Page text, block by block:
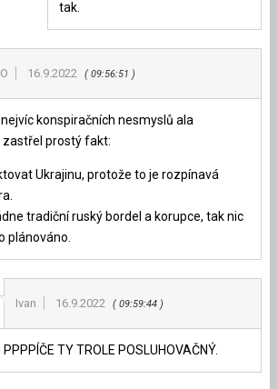
tak.
16.9.2022 09:56:51
konspiračních nesmyslů ala
prostý fakt:
Ukrajinu, protože to je rozpínavá
tradiční ruský bordel a korupce, tak nic
plánováno.
Ivan 16.9.2022 09:59:44
PPPPÍČE TY TROLE POSLUHOVAČNÝ.